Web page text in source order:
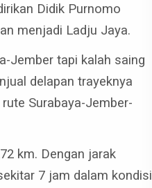
Didik Purnomo
menjadi Ladju Jaya.
Jember tapi kalah saing
delapan trayeknya
Surabaya-Jember-
km. Dengan jarak
7 jam dalam kondisi